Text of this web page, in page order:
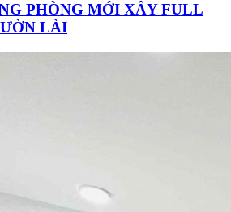
PHÒNG MỚI XÂY FULL
LÀI